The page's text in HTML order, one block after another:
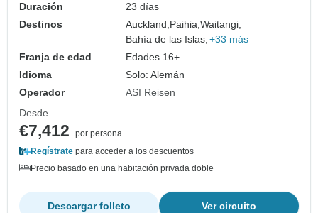
Duración
23 días
Destinos
Auckland,Paihia,Waitangi,
Bahía de las Islas, +33 más
Franja de edad
Edades 16+
Idioma
Solo: Alemán
Operador
ASI Reisen
Desde
€7,412
por persona
Regístrate para acceder a los descuentos
Precio basado en una habitación privada doble
Ver circuito
Descargar folleto